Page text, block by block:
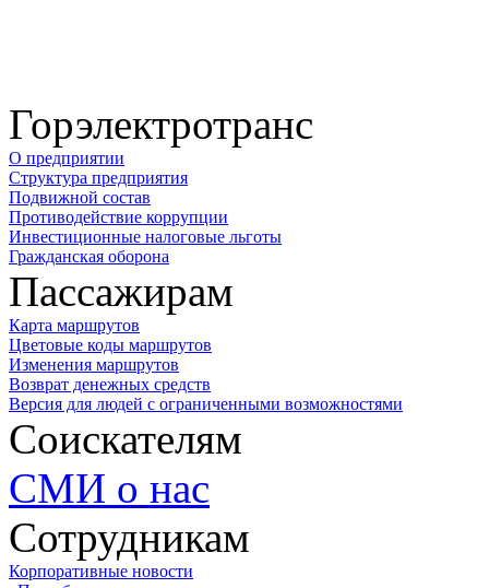
Горэлектротранс
О предприятии
Структура предприятия
Подвижной состав
Противодействие коррупции
Инвестиционные налоговые льготы
Гражданская оборона
Пассажирам
Карта маршрутов
Цветовые коды маршрутов
Изменения маршрутов
Возврат денежных средств
Версия для людей с ограниченными возможностями
Соискателям
СМИ о нас
Сотрудникам
Корпоративные новости